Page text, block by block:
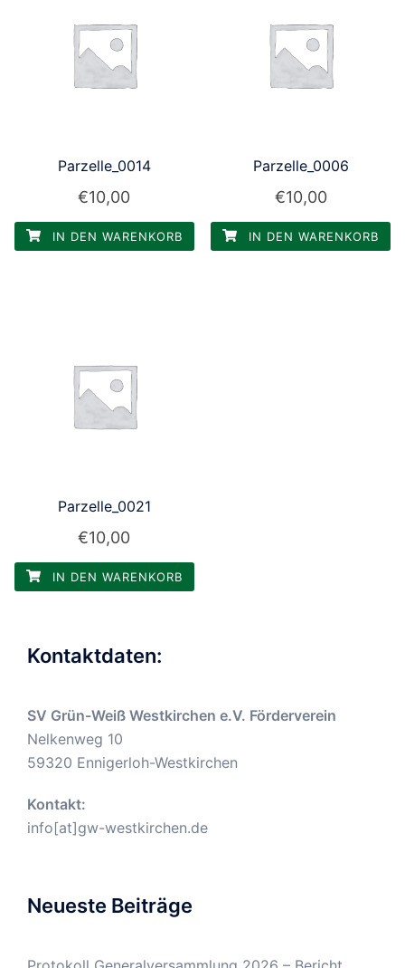
Parzelle_0014
€10,00
IN DEN WARENKORB
Parzelle_0006
€10,00
IN DEN WARENKORB
Parzelle_0021
€10,00
IN DEN WARENKORB
Kontaktdaten:
SV Grün-Weiß Westkirchen e.V. Förderverein
Nelkenweg 10
59320 Ennigerloh-Westkirchen
Kontakt:
info[at]gw-westkirchen.de
Neueste Beiträge